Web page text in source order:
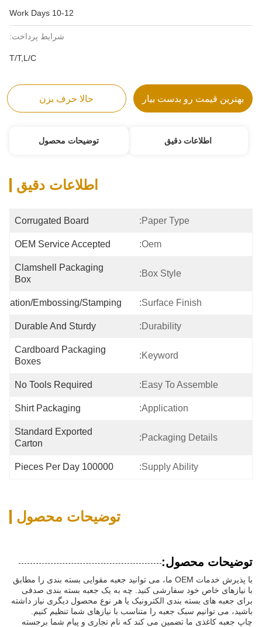
10-12 Work Days
شرایط پرداخت:
T/T,L/C
بهترین قیمت رو بدست بیار حالا حرف بزن
اطلاعات دقیق توضیحات محصول
اطلاعات دقیق
Paper Type:
Corrugated Board
Oem:
OEM Service Accepted
Box Style:
Clamshell Packaging
Box
Surface Finish:
Embossing/Stamping
Durability:
Durable And Sturdy
Keyword:
Cardboard Packaging
Boxes
Easy To Assemble:
No Tools Required
Application:
Shirt Packaging
Packaging Details:
Standard Exported
Carton
Supply Ability:
100000 Pieces Per Day
توضیحات محصول
توضیحات محصول:
با پذیرش خدمات OEM ما، می توانید جعبه مقوایی بسته بندی را مطابق
با نیازهای خاص خود سفارشی کنید. چه به یک جعبه بسته بندی صدفی
برای جعبه های بسته بندی الکترونیک یا هر نوع محصول دیگری نیاز داشته
باشید، می توانیم سبک جعبه را متناسب با نیازهای شما تنظیم کنیم.
چاپ جعبه کاغذی ما تضمین می کند که نام تجاری و پیام شما برجسته